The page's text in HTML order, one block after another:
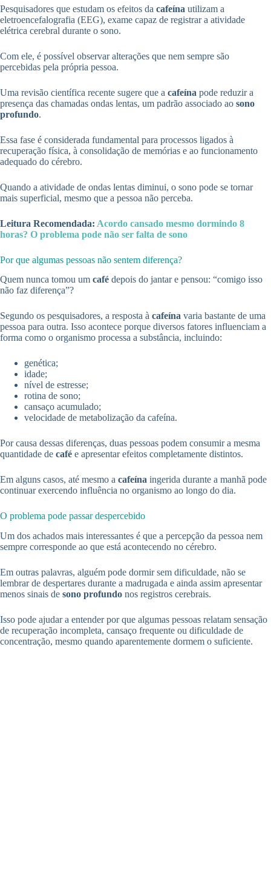
Pesquisadores que estudam os efeitos da cafeína utilizam a
eletroencefalografia (EEG), exame capaz de registrar a atividade
elétrica cerebral durante o sono.
Com ele, é possível observar alterações que nem sempre são
percebidas pela própria pessoa.
Uma revisão científica recente sugere que a cafeína pode reduzir a
presença das chamadas ondas lentas, um padrão associado ao sono
profundo.
Essa fase é considerada fundamental para processos ligados à
recuperação física, à consolidação de memórias e ao funcionamento
adequado do cérebro.
Quando a atividade de ondas lentas diminui, o sono pode se tornar
mais superficial, mesmo que a pessoa não perceba.
Leitura Recomendada: Acordo cansado mesmo dormindo 8
horas? O problema pode não ser falta de sono
Por que algumas pessoas não sentem diferença?
Quem nunca tomou um café depois do jantar e pensou: “comigo isso
não faz diferença”?
Segundo os pesquisadores, a resposta à cafeína varia bastante de uma
pessoa para outra. Isso acontece porque diversos fatores influenciam a
forma como o organismo processa a substância, incluindo:
genética;
idade;
nível de estresse;
rotina de sono;
cansaço acumulado;
velocidade de metabolização da cafeína.
Por causa dessas diferenças, duas pessoas podem consumir a mesma
quantidade de café e apresentar efeitos completamente distintos.
Em alguns casos, até mesmo a cafeína ingerida durante a manhã pode
continuar exercendo influência no organismo ao longo do dia.
O problema pode passar despercebido
Um dos achados mais interessantes é que a percepção da pessoa nem
sempre corresponde ao que está acontecendo no cérebro.
Em outras palavras, alguém pode dormir sem dificuldade, não se
lembrar de despertares durante a madrugada e ainda assim apresentar
menos sinais de sono profundo nos registros cerebrais.
Isso pode ajudar a entender por que algumas pessoas relatam sensação
de recuperação incompleta, cansaço frequente ou dificuldade de
concentração, mesmo quando aparentemente dormem o suficiente.